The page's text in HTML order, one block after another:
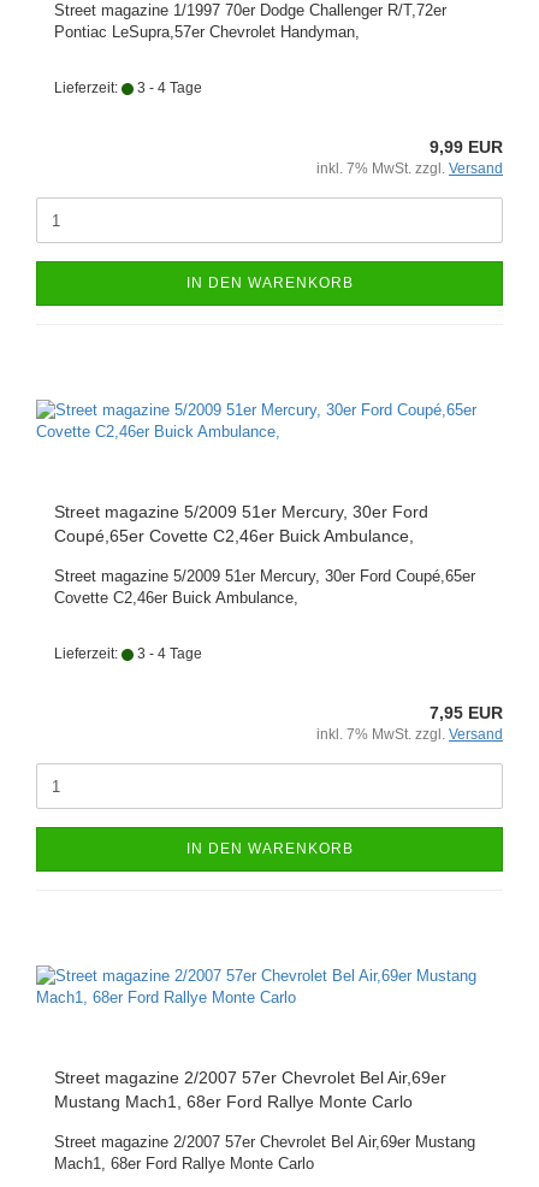
Street magazine 1/1997 70er Dodge Challenger R/T,72er
Pontiac LeSupra,57er Chevrolet Handyman,
Lieferzeit: 3 - 4 Tage
9,99 EUR
inkl. 7% MwSt. zzgl. Versand
IN DEN WARENKORB
Street magazine 5/2009 51er Mercury, 30er Ford
Coupé,65er Covette C2,46er Buick Ambulance,
Street magazine 5/2009 51er Mercury, 30er Ford Coupé,65er
Covette C2,46er Buick Ambulance,
Lieferzeit: 3 - 4 Tage
7,95 EUR
inkl. 7% MwSt. zzgl. Versand
IN DEN WARENKORB
Street magazine 2/2007 57er Chevrolet Bel Air,69er
Mustang Mach1, 68er Ford Rallye Monte Carlo
Street magazine 2/2007 57er Chevrolet Bel Air,69er Mustang
Mach1, 68er Ford Rallye Monte Carlo